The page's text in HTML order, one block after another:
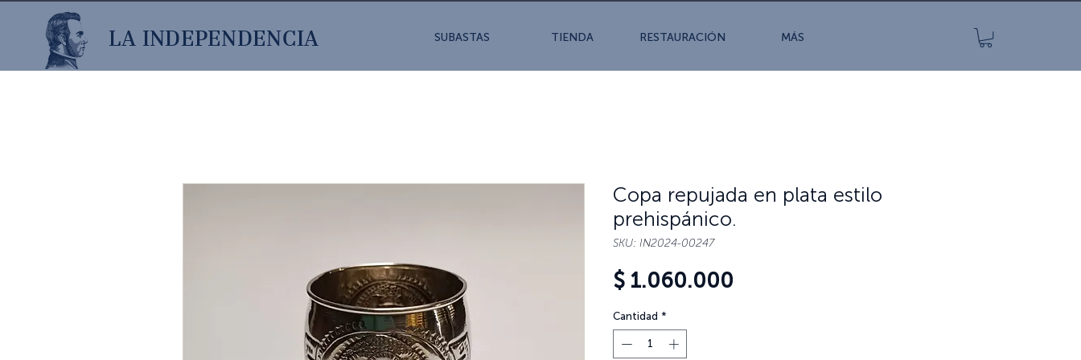
LA INDEPENDENCIA SUBASTAS TIENDA RESTAURACIÓN MÁS
Copa repujada en plata estilo
prehispánico.
SKU: IN2024-00247
$ 1.060.000
Cantidad *